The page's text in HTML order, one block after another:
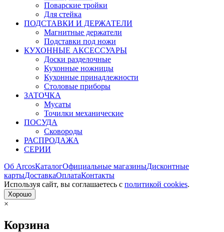
Поварские тройки
Для стейка
ПОДСТАВКИ И ДЕРЖАТЕЛИ
Магнитные держатели
Подставки под ножи
КУХОННЫЕ АКСЕССУАРЫ
Доски разделочные
Кухонные ножницы
Кухонные принадлежности
Столовые приборы
ЗАТОЧКА
Мусаты
Точилки механические
ПОСУДА
Сковороды
РАСПРОДАЖА
СЕРИИ
Об ArcosКаталогОфициальные магазиныДисконтные
картыДоставкаОплатаКонтакты
Используя сайт, вы согла­шаетесь с политикой cookies.
Хорошо
×
Корзина